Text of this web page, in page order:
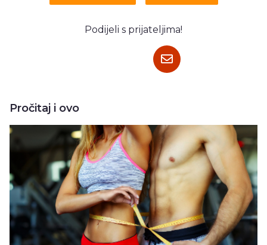
Podijeli s prijateljima!
Pročitaj i ovo